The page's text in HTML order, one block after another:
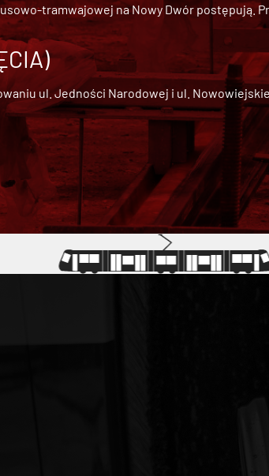
tramwajowej na Nowy Dwórpostępują.
ul. Jedności Narodowej i ul. Nowowiejskiej